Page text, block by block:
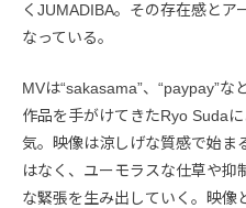
くJUMADIBA。その存在感とア
なっている。
MVは“sakasama”、“paypay”
作品を手がけてきたRyo Suda
気。映像は涼しげな質感で始ま
はなく、ユーモラスな仕草や
な緊張を生み出していく。映像